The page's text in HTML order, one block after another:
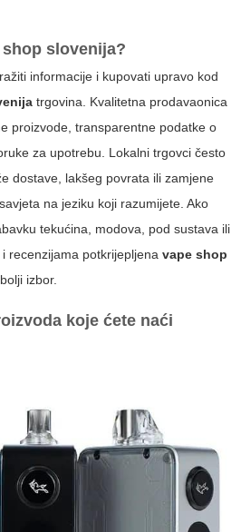
shop slovenija?
informacije i kupovati upravo kod
trgovina. Kvalitetna prodavaonica
proizvode, transparentne podatke o
za upotrebu. Lokalni trgovci često
dostave, lakšeg povrata ili zamjene
na jeziku koji razumijete. Ako
tekućina, modova, pod sustava ili
recenzijama potkrijepljena vape shop
izbor.
koje ćete naći